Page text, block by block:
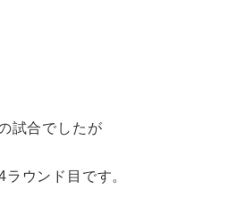
試合でしたが
ウンド目です。